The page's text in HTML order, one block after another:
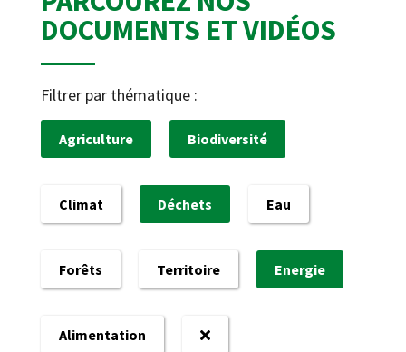
DOCUMENTS ET VIDÉOS
Filtrer par thématique :
Agriculture Biodiversité
Climat Déchets Eau
Forêts Territoire Energie
Alimentation